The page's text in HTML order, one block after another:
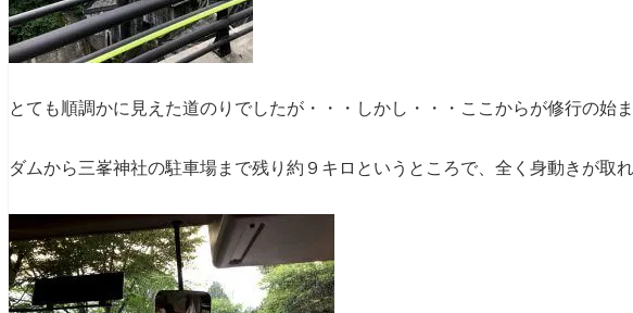
とても順調かに見えた道のりでしたが・・・しかし・・・ここからが修行の始ま
ダムから三峯神社の駐車場まで残り約９キロというところで、全く身動きが取れ